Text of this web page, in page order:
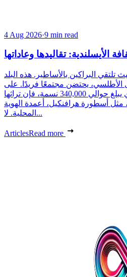
4 Aug 2026·9 min read
الأيسلندية: تقاليدها وعاداتها
البراكين بالأساطير. هذه البلد
الأطلسي، يحتضن مجتمعًا فريدًا. على
الرغم من عدد سكانها الذي يبلغ حوالي 340,000 نسمة، فإن تراثها
أسطورة هرافنكيل، أعمدة الهوية
المحلية. لا...
ArticlesRead more